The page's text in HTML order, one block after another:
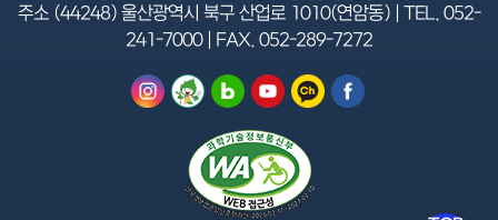
주소 (44248) 울산광역시 북구 산업로 1010(연암동) | TEL. 052-
241-7000| FAX. 052-289-7272